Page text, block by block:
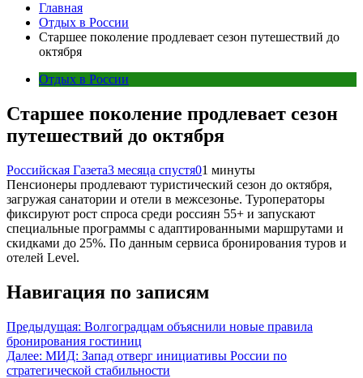
Главная
Отдых в России
Старшее поколение продлевает сезон путешествий до
октября
Отдых в России
Старшее поколение продлевает сезон
путешествий до октября
Российская Газета3 месяца спустя01 минуты
Пенсионеры продлевают туристический сезон до октября,
загружая санатории и отели в межсезонье. Туроператоры
фиксируют рост спроса среди россиян 55+ и запускают
специальные программы с адаптированными маршрутами и
скидками до 25%. По данным сервиса бронирования туров и
отелей Level.
Навигация по записям
Предыдущая: Волгоградцам объяснили новые правила
бронирования гостиниц
Далее: МИД: Запад отверг инициативы России по
стратегической стабильности